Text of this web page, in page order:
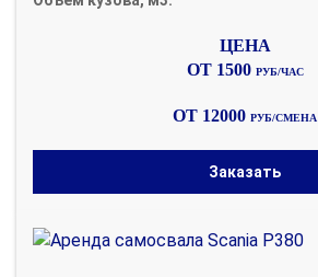
ОТ 1500 РУБ/ЧАС
ОТ 12000 РУБ/СМЕНА
Заказать